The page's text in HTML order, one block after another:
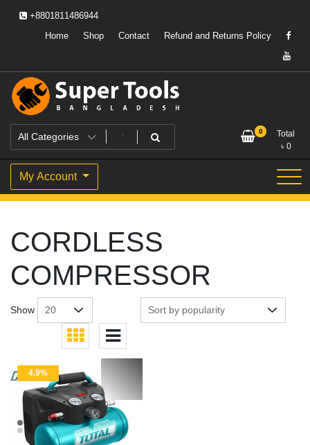
+8801811486944
Home
Shop Contact Refund and Returns Policy
Super Tools Bangladesh
Powering Professionals. Building Bangladesh.
0
Total
৳ 0
My Account
CORDLESS
COMPRESSOR
Show
4.9%